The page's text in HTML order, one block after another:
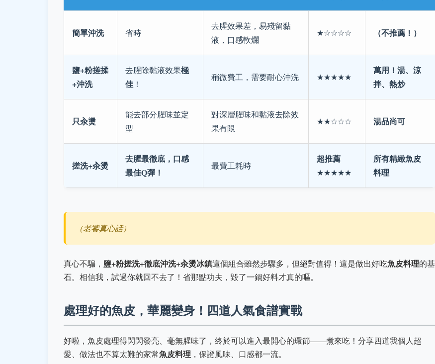
簡單沖洗 省時
去腥效果差，易殘留黏
液，口感軟爛
★☆☆☆☆ （不推薦！）
鹽+粉搓揉
+沖洗
去腥除黏液效果極
佳 ！
稍微費工，需要耐心沖洗 ★★★★★
萬用！湯、涼
拌、熱炒
只汆燙
能去部分腥味並定
型
對深層腥味和黏液去除效
果有限
★★☆☆☆ 湯品尚可
搓洗+汆燙
去腥最徹底，口感
最佳Q彈！
最費工耗時
超推薦
★★★★★
所有精緻魚皮
料理
（老饕真心話）
真心不騙， 鹽+粉搓洗+徹底沖洗+汆燙冰鎮這個組合雖然步驟多，但絕對值得！這是做出好吃魚皮料理的基
石。相信我，試過你就回不去了！省那點功夫，毀了一鍋好料才真的嘔。
處理好的魚皮，華麗變身！四道人氣食譜實戰
好啦，魚皮處理得閃閃發亮、毫無腥味了，終於可以進入最開心的環節——煮來吃！分享四道我個人超
愛、做法也不算太難的家常魚皮料理 ，保證風味、口感都一流。